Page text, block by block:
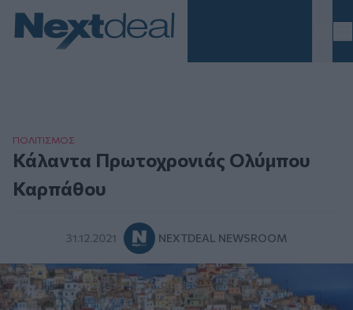
ΠΟΛΙΤΙΣΜΟΣ
Κάλαντα Πρωτοχρονιάς Ολύμπου
Καρπάθου
31.12.2021 NEXTDEAL NEWSROOM